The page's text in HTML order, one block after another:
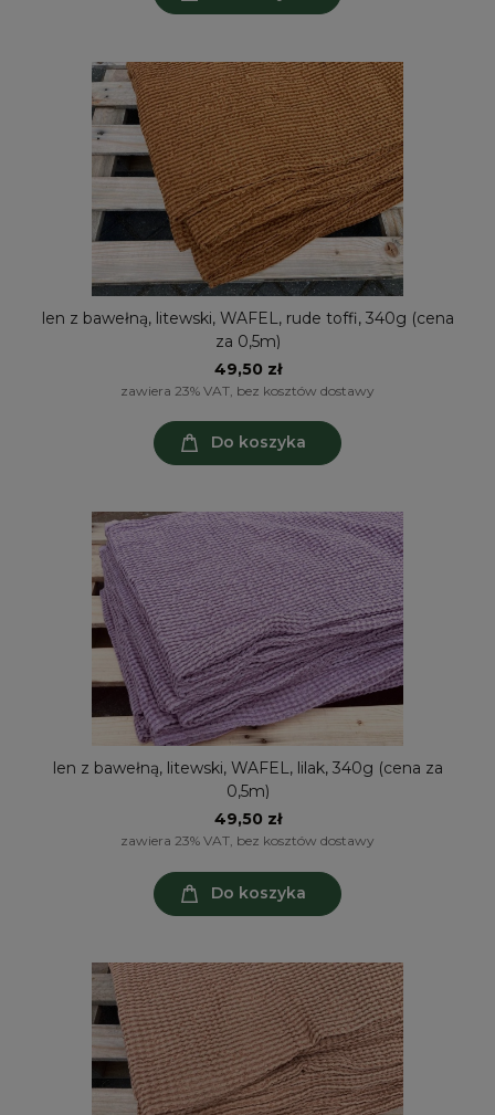
len z bawełną, litewski, WAFEL, rude toffi, 340g (cena
za 0,5m)
49,50 zł
zawiera 23% VAT, bez kosztów dostawy
Do koszyka
len z bawełną, litewski, WAFEL, lilak, 340g (cena za
0,5m)
49,50 zł
zawiera 23% VAT, bez kosztów dostawy
Do koszyka